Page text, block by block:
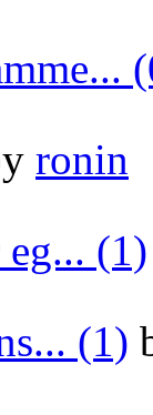
ronin
(1)
(1)